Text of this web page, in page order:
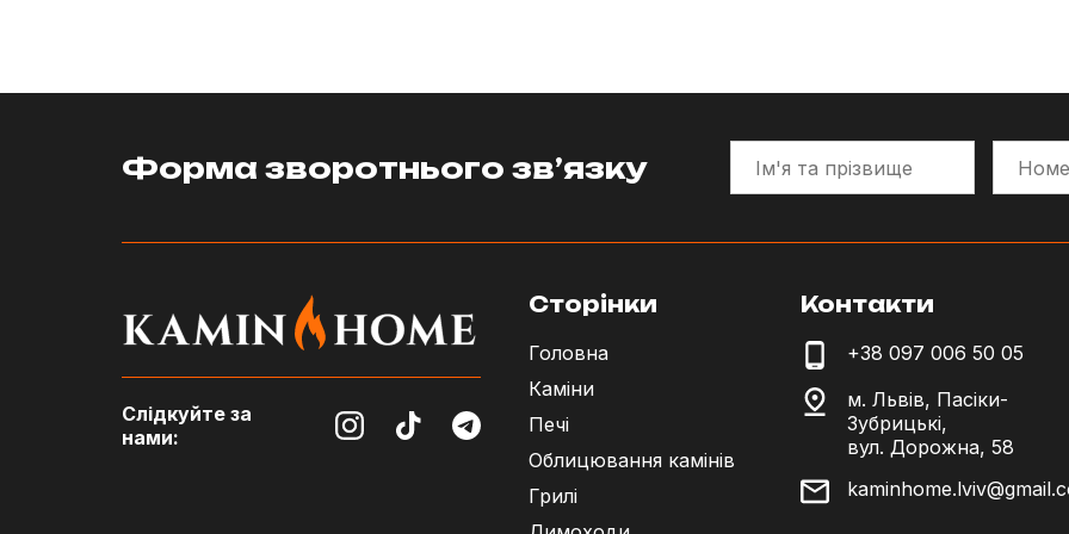
Форма зворотнього зв’язку
Слідкуйте за
нами:
Сторінки
Головна
Каміни
Печі
Облицювання камінів
Грилі
Контакти
+38 097 006 50 05
м. Львів, Пасіки-
Зубрицькі,
вул. Дорожна, 58